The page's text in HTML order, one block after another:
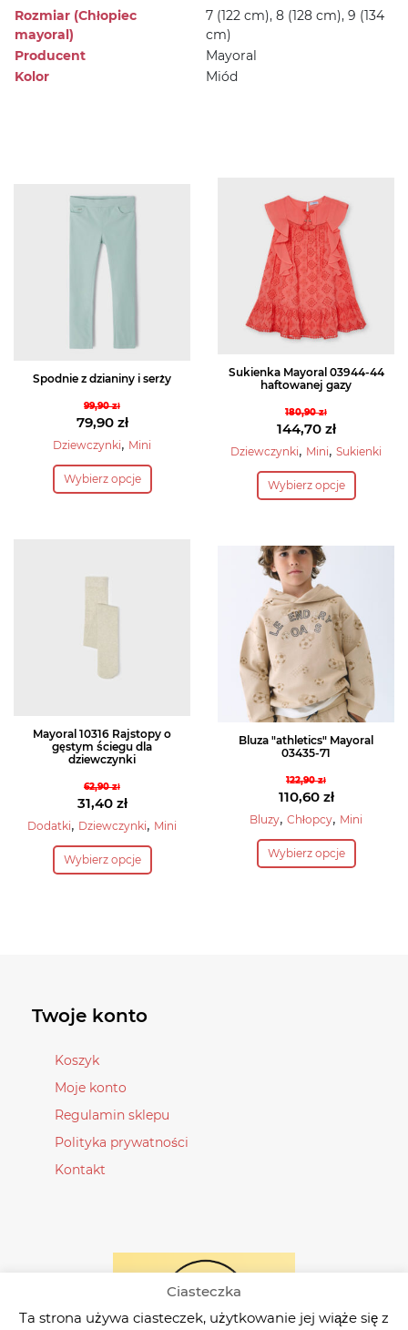
Rozmiar (Chłopiec
mayoral)
7 (122 cm), 8 (128 cm), 9 (134
cm)
Producent
Mayoral
Kolor
Miód
Spodnie z dzianiny i serży
99,90zł
Pierwotna
cena
wynosiła:
99,90 zł.
79,90 zł
Aktualna
cena
wynosi:
Dziewczynki, Mini
Wybierz opcje
Ten
produkt
Opcje
można
stronie
Sukienka Mayoral 03944-44
haftowanej gazy
180,90zł
Pierwotna
cena
wynosiła:
180,90 zł.
144,70 zł
Aktualna
cena
wynosi:
Dziewczynki, Mini, Sukienki
Wybierz opcje
Ten
produkt
wariantów.
Opcje
można
wybrać
na
stronie
produktu
Mayoral 10316 Rajstopy o
gęstym ściegu dla
dziewczynki
62,90zł
Pierwotna
cena
wynosiła:
62,90 zł.
31,40 zł
Aktualna
cena
wynosi:
Dodatki, Dziewczynki, Mini
Wybierz opcje
Ten
produkt
wybrać
Bluza "athletics" Mayoral
03435-71
122,90zł
Pierwotna
cena
wynosiła:
122,90 zł.
110,60 zł
Aktualna
cena
wynosi:
Bluzy, Chłopcy, Mini
Wybierz opcje
Ten
produkt
Twoje konto
Koszyk
Moje konto
Regulamin sklepu
Polityka prywatności
Kontakt
Ciasteczka
Ta strona używa ciasteczek, użytkowanie jej wiąże się z